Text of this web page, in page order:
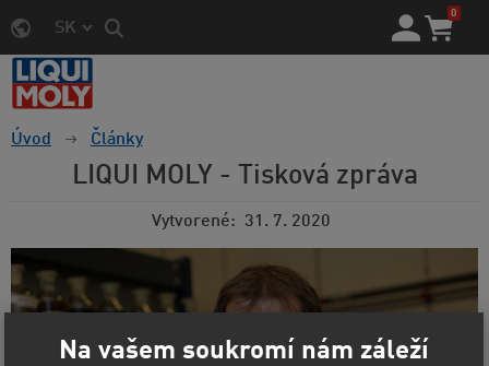
SK
0
Úvod Články
LIQUI MOLY - Tisková zpráva
Vytvorené 31. 7. 2020
Na vašem soukromí nám záleží